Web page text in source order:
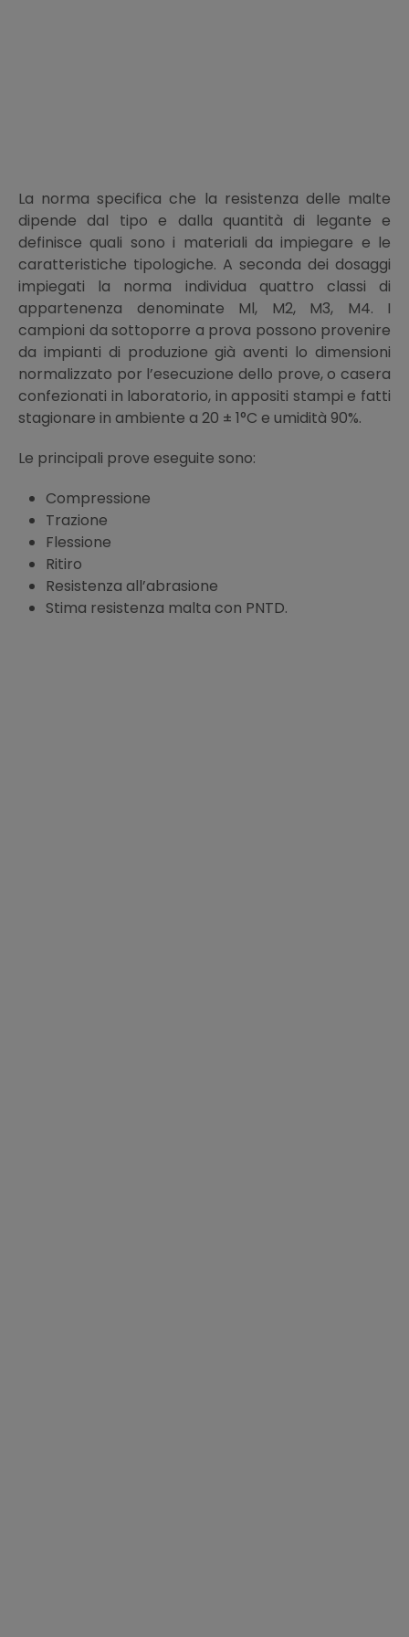
La norma specifica che la resistenza delle malte
dipende dal tipo e dalla quantità di legante e
definisce quali sono i materiali da impiegare e le
caratteristiche tipologiche. A seconda dei dosaggi
impiegati la norma individua quattro classi di
appartenenza denominate Ml, M2, M3, M4. I
campioni da sottoporre a prova possono provenire
da impianti di produzione già aventi lo dimensioni
normalizzato por l’esecuzione dello prove, o casera
confezionati in laboratorio, in appositi stampi e fatti
stagionare in ambiente a 20 ± 1°C e umidità 90%.
Le principali prove eseguite sono:
Compressione
Trazione
Flessione
Ritiro
Resistenza all’abrasione
Stima resistenza malta con PNTD.